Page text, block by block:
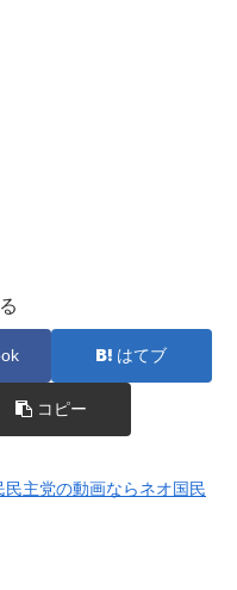
はてブ
コピー
民主党の動画ならネオ国民